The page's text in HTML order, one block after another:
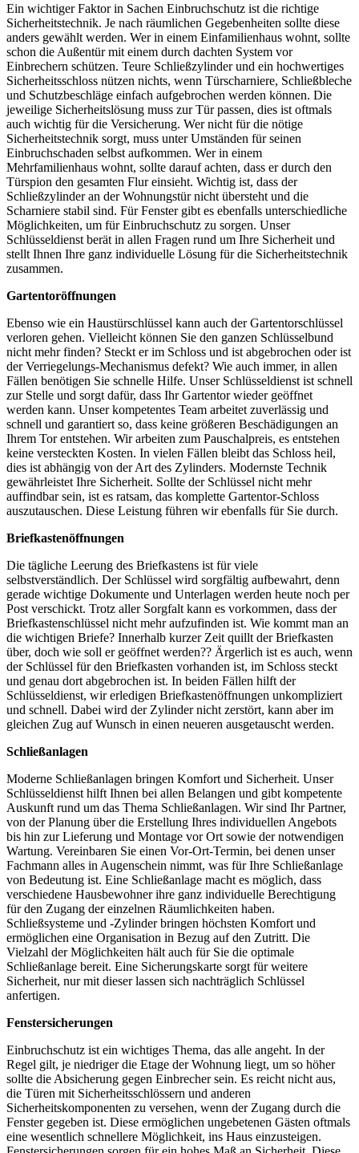
Ein wichtiger Faktor in Sachen Einbruchschutz ist die richtige
Sicherheitstechnik. Je nach räumlichen Gegebenheiten sollte diese
anders gewählt werden. Wer in einem Einfamilienhaus wohnt, sollte
schon die Außentür mit einem durch dachten System vor
Einbrechern schützen. Teure Schließzylinder und ein hochwertiges
Sicherheitsschloss nützen nichts, wenn Türscharniere, Schließbleche
und Schutzbeschläge einfach aufgebrochen werden können. Die
jeweilige Sicherheitslösung muss zur Tür passen, dies ist oftmals
auch wichtig für die Versicherung. Wer nicht für die nötige
Sicherheitstechnik sorgt, muss unter Umständen für seinen
Einbruchschaden selbst aufkommen. Wer in einem
Mehrfamilienhaus wohnt, sollte darauf achten, dass er durch den
Türspion den gesamten Flur einsieht. Wichtig ist, dass der
Schließzylinder an der Wohnungstür nicht übersteht und die
Scharniere stabil sind. Für Fenster gibt es ebenfalls unterschiedliche
Möglichkeiten, um für Einbruchschutz zu sorgen. Unser
Schlüsseldienst berät in allen Fragen rund um Ihre Sicherheit und
stellt Ihnen Ihre ganz individuelle Lösung für die Sicherheitstechnik
zusammen.
Gartentoröffnungen
Ebenso wie ein Haustürschlüssel kann auch der Gartentorschlüssel
verloren gehen. Vielleicht können Sie den ganzen Schlüsselbund
nicht mehr finden? Steckt er im Schloss und ist abgebrochen oder ist
der Verriegelungs-Mechanismus defekt? Wie auch immer, in allen
Fällen benötigen Sie schnelle Hilfe. Unser Schlüsseldienst ist schnell
zur Stelle und sorgt dafür, dass Ihr Gartentor wieder geöffnet
werden kann. Unser kompetentes Team arbeitet zuverlässig und
schnell und garantiert so, dass keine größeren Beschädigungen an
Ihrem Tor entstehen. Wir arbeiten zum Pauschalpreis, es entstehen
keine versteckten Kosten. In vielen Fällen bleibt das Schloss heil,
dies ist abhängig von der Art des Zylinders. Modernste Technik
gewährleistet Ihre Sicherheit. Sollte der Schlüssel nicht mehr
auffindbar sein, ist es ratsam, das komplette Gartentor-Schloss
auszutauschen. Diese Leistung führen wir ebenfalls für Sie durch.
Briefkastenöffnungen
Die tägliche Leerung des Briefkastens ist für viele
selbstverständlich. Der Schlüssel wird sorgfältig aufbewahrt, denn
gerade wichtige Dokumente und Unterlagen werden heute noch per
Post verschickt. Trotz aller Sorgfalt kann es vorkommen, dass der
Briefkastenschlüssel nicht mehr aufzufinden ist. Wie kommt man an
die wichtigen Briefe? Innerhalb kurzer Zeit quillt der Briefkasten
über, doch wie soll er geöffnet werden?? Ärgerlich ist es auch, wenn
der Schlüssel für den Briefkasten vorhanden ist, im Schloss steckt
und genau dort abgebrochen ist. In beiden Fällen hilft der
Schlüsseldienst, wir erledigen Briefkastenöffnungen unkompliziert
und schnell. Dabei wird der Zylinder nicht zerstört, kann aber im
gleichen Zug auf Wunsch in einen neueren ausgetauscht werden.
Schließanlagen
Moderne Schließanlagen bringen Komfort und Sicherheit. Unser
Schlüsseldienst hilft Ihnen bei allen Belangen und gibt kompetente
Auskunft rund um das Thema Schließanlagen. Wir sind Ihr Partner,
von der Planung über die Erstellung Ihres individuellen Angebots
bis hin zur Lieferung und Montage vor Ort sowie der notwendigen
Wartung. Vereinbaren Sie einen Vor-Ort-Termin, bei denen unser
Fachmann alles in Augenschein nimmt, was für Ihre Schließanlage
von Bedeutung ist. Eine Schließanlage macht es möglich, dass
verschiedene Hausbewohner ihre ganz individuelle Berechtigung
für den Zugang der einzelnen Räumlichkeiten haben.
Schließsysteme und -Zylinder bringen höchsten Komfort und
ermöglichen eine Organisation in Bezug auf den Zutritt. Die
Vielzahl der Möglichkeiten hält auch für Sie die optimale
Schließanlage bereit. Eine Sicherungskarte sorgt für weitere
Sicherheit, nur mit dieser lassen sich nachträglich Schlüssel
anfertigen.
Fenstersicherungen
Einbruchschutz ist ein wichtiges Thema, das alle angeht. In der
Regel gilt, je niedriger die Etage der Wohnung liegt, um so höher
sollte die Absicherung gegen Einbrecher sein. Es reicht nicht aus,
die Türen mit Sicherheitsschlössern und anderen
Sicherheitskomponenten zu versehen, wenn der Zugang durch die
Fenster gegeben ist. Diese ermöglichen ungebetenen Gästen oftmals
eine wesentlich schnellere Möglichkeit, ins Haus einzusteigen.